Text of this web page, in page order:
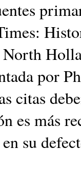
por
citas
es más
su